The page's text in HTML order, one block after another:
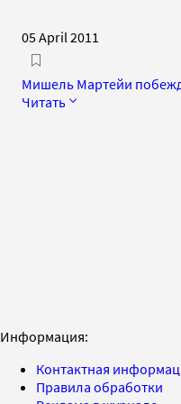
05 April 2011
Мишель Мартейи
Читать
Информация:
Контактная
Правила обработки